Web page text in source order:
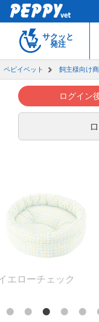
サクッと
発注
ペピイベット 飼主様向け商
ログイン
ーチェック